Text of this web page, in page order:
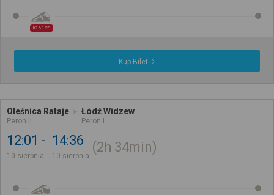
IC 6128
Kup Bilet
Oleśnica Rataje
Peron II
Łódź Widzew
Peron I
12:01
10 sierpnia
14:36
10 sierpnia
2h 34min